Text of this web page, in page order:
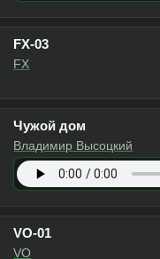
Гимн морю и горам
Владимир Высоцкий
FX-03
FX